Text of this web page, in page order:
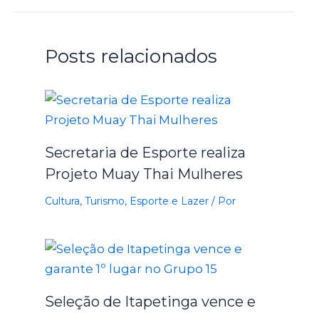
Posts relacionados
Secretaria de Esporte realiza
Projeto Muay Thai Mulheres
Cultura, Turismo, Esporte e Lazer/ Por
Seleção de Itapetinga vence e